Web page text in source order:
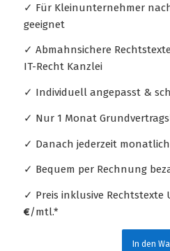
✓ Für Kleinunternehmer nach
geeignet
✓ Abmahnsichere
IT-Recht Kanzlei
✓ Individuell angepasst &
✓ Nur 1 Monat
✓ Danach jederzeit
✓ Bequem per Rechnung
✓ Preis inklusive Rechtstexte
€/mtl.*
In den